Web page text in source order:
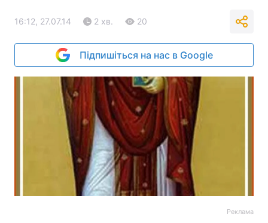
16:12, 27.07.14 2 хв. 20
Підпишіться на нас в Google
Реклама